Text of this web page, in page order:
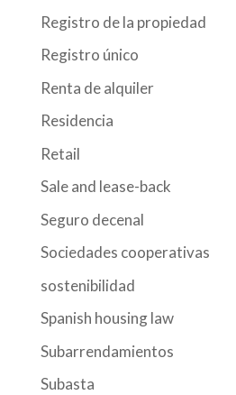
Registro de la propiedad
Registro único
Renta de alquiler
Residencia
Retail
Sale and lease-back
Seguro decenal
Sociedades cooperativas
sostenibilidad
Spanish housing law
Subarrendamientos
Subasta